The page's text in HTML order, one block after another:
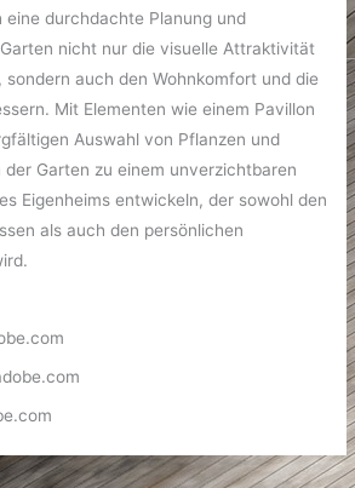
eine durchdachte Planung und
nicht nur die visuelle Attraktivität
sondern auch den Wohnkomfort und die
Mit Elementen wie einem Pavillon
Auswahl von Pflanzen und
Garten zu einem unverzichtbaren
Eigenheims entwickeln, der sowohl den
als auch den persönlichen